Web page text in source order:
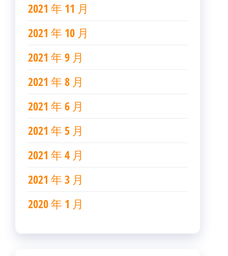
2021 年 11 月
2021 年 10 月
2021 年 9 月
2021 年 8 月
2021 年 6 月
2021 年 5 月
2021 年 4 月
2021 年 3 月
2020 年 1 月